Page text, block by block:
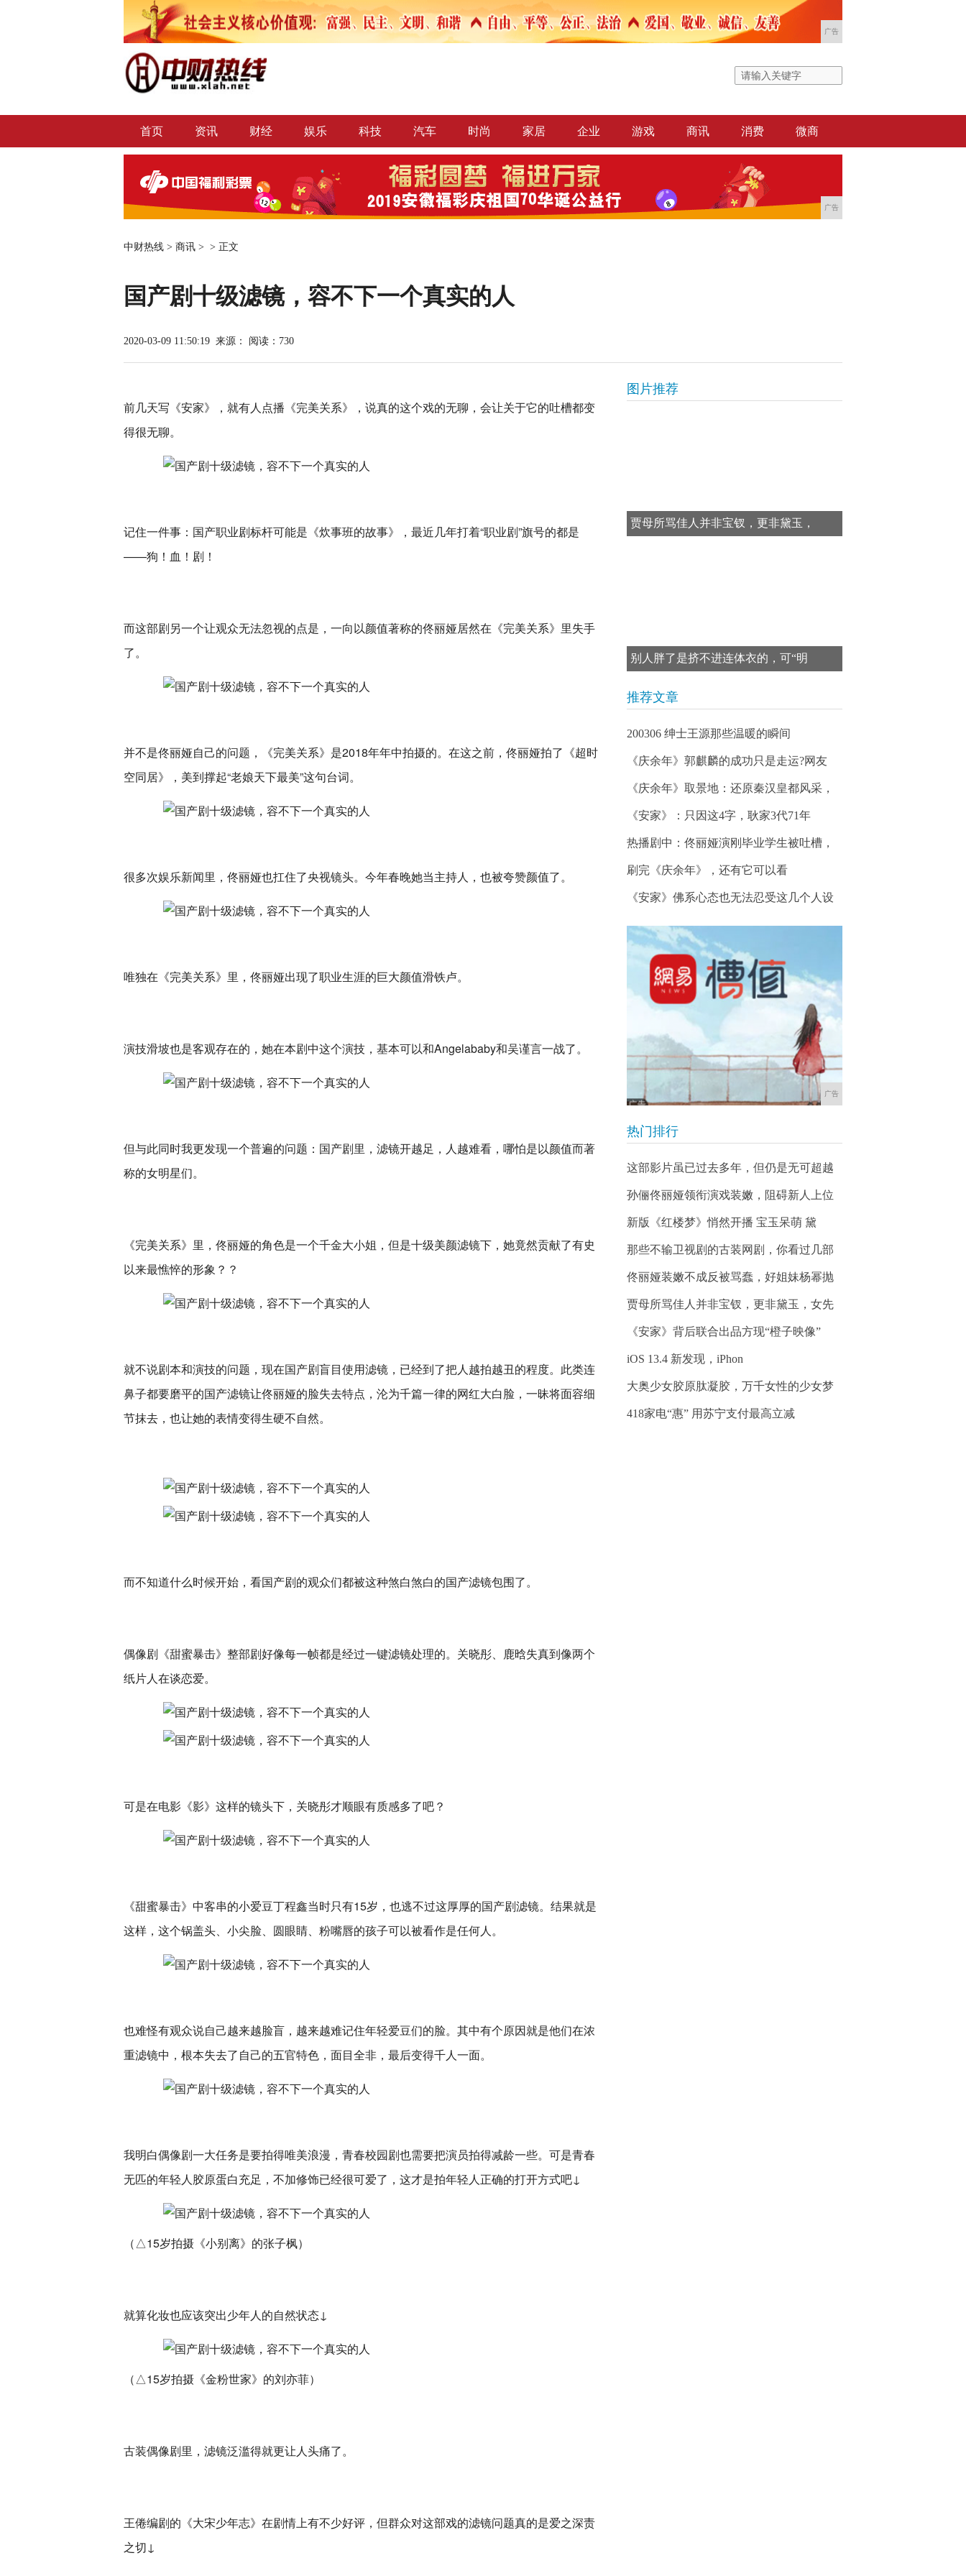
广告
首页 资讯 财经 娱乐 科技 汽车 时尚 家居 企业 游戏 商讯 消费 微商
广告
中财热线 > 商讯 > > 正文
国产剧十级滤镜，容不下一个真实的人
2020-03-09 11:50:19 来源： 阅读：730
前几天写《安家》，就有人点播《完美关系》，说真的这个戏的无聊，会让关于它的吐槽都变
得很无聊。
记住一件事：国产职业剧标杆可能是《炊事班的故事》，最近几年打着“职业剧”旗号的都是
——狗！血！剧！
而这部剧另一个让观众无法忽视的点是，一向以颜值著称的佟丽娅居然在《完美关系》里失手
了。
并不是佟丽娅自己的问题，《完美关系》是2018年年中拍摄的。在这之前，佟丽娅拍了《超时
空同居》，美到撑起“老娘天下最美”这句台词。
很多次娱乐新闻里，佟丽娅也扛住了央视镜头。今年春晚她当主持人，也被夸赞颜值了。
唯独在《完美关系》里，佟丽娅出现了职业生涯的巨大颜值滑铁卢。
演技滑坡也是客观存在的，她在本剧中这个演技，基本可以和Angelababy和吴谨言一战了。
但与此同时我更发现一个普遍的问题：国产剧里，滤镜开越足，人越难看，哪怕是以颜值而著
称的女明星们。
《完美关系》里，佟丽娅的角色是一个千金大小姐，但是十级美颜滤镜下，她竟然贡献了有史
以来最憔悴的形象？？
就不说剧本和演技的问题，现在国产剧盲目使用滤镜，已经到了把人越拍越丑的程度。此类连
鼻子都要磨平的国产滤镜让佟丽娅的脸失去特点，沦为千篇一律的网红大白脸，一昧将面容细
节抹去，也让她的表情变得生硬不自然。
而不知道什么时候开始，看国产剧的观众们都被这种煞白煞白的国产滤镜包围了。
偶像剧《甜蜜暴击》整部剧好像每一帧都是经过一键滤镜处理的。关晓彤、鹿晗失真到像两个
纸片人在谈恋爱。
可是在电影《影》这样的镜头下，关晓彤才顺眼有质感多了吧？
《甜蜜暴击》中客串的小爱豆丁程鑫当时只有15岁，也逃不过这厚厚的国产剧滤镜。结果就是
这样，这个锅盖头、小尖脸、圆眼睛、粉嘴唇的孩子可以被看作是任何人。
也难怪有观众说自己越来越脸盲，越来越难记住年轻爱豆们的脸。其中有个原因就是他们在浓
重滤镜中，根本失去了自己的五官特色，面目全非，最后变得千人一面。
我明白偶像剧一大任务是要拍得唯美浪漫，青春校园剧也需要把演员拍得减龄一些。可是青春
无匹的年轻人胶原蛋白充足，不加修饰已经很可爱了，这才是拍年轻人正确的打开方式吧↓
（△15岁拍摄《小别离》的张子枫）
就算化妆也应该突出少年人的自然状态↓
（△15岁拍摄《金粉世家》的刘亦菲）
古装偶像剧里，滤镜泛滥得就更让人头痛了。
王倦编剧的《大宋少年志》在剧情上有不少好评，但群众对这部戏的滤镜问题真的是爱之深责
之切↓
图片推荐
贾母所骂佳人并非宝钗，更非黛玉，
别人胖了是挤不进连体衣的，可“明
推荐文章
200306 绅士王源那些温暖的瞬间
《庆余年》郭麒麟的成功只是走运?网友
《庆余年》取景地：还原秦汉皇都风采，
《安家》：只因这4字，耿家3代71年
热播剧中：佟丽娅演刚毕业学生被吐槽，
刷完《庆余年》，还有它可以看
《安家》佛系心态也无法忍受这几个人设
广告
热门排行
这部影片虽已过去多年，但仍是无可超越
孙俪佟丽娅领衔演戏装嫩，阻碍新人上位
新版《红楼梦》悄然开播 宝玉呆萌 黛
那些不输卫视剧的古装网剧，你看过几部
佟丽娅装嫩不成反被骂蠢，好姐妹杨幂抛
贾母所骂佳人并非宝钗，更非黛玉，女先
《安家》背后联合出品方现“橙子映像”
iOS 13.4 新发现，iPhon
大奥少女胶原肽凝胶，万千女性的少女梦
418家电“惠” 用苏宁支付最高立减